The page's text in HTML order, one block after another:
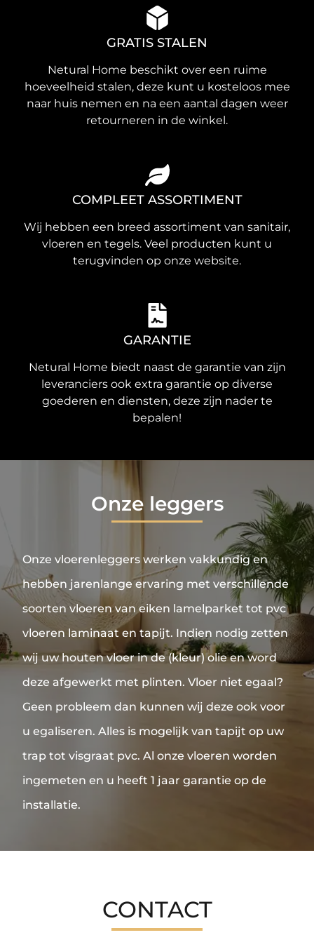
GRATIS STALEN
Netural Home beschikt over een ruime
hoeveelheid stalen, deze kunt u kosteloos mee
naar huis nemen en na een aantal dagen weer
retourneren in de winkel.
COMPLEET ASSORTIMENT
Wij hebben een breed assortiment van sanitair,
vloeren en tegels. Veel producten kunt u
terugvinden op onze website.
GARANTIE
Netural Home biedt naast de garantie van zijn
leveranciers ook extra garantie op diverse
goederen en diensten, deze zijn nader te
bepalen!
Onze leggers
Onze vloerenleggers werken vakkundig en
hebben jarenlange ervaring met verschillende
soorten vloeren van eiken lamelparket tot pvc
vloeren laminaat en tapijt. Indien nodig zetten
wij uw houten vloer in de (kleur) olie en word
deze afgewerkt met plinten. Vloer niet egaal?
Geen probleem dan kunnen wij deze ook voor
u egaliseren. Alles is mogelijk van tapijt op uw
trap tot visgraat pvc. Al onze vloeren worden
ingemeten en u heeft 1 jaar garantie op de
installatie.
CONTACT